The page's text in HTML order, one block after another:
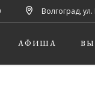
Волгоград,
АФИША